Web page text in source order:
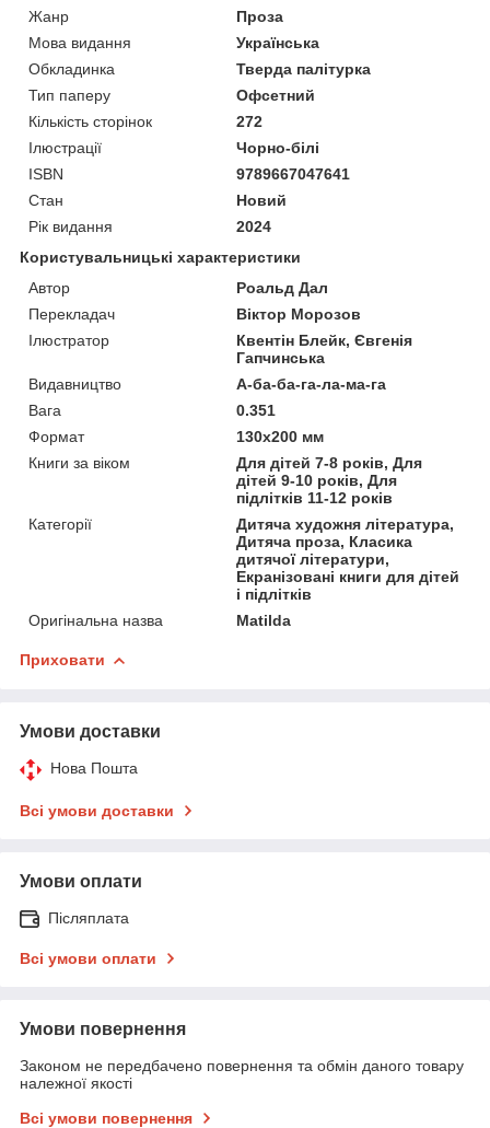
Жанр
Проза
Мова видання
Українська
Обкладинка
Тверда палітурка
Тип паперу
Офсетний
Кількість сторінок
272
Ілюстрації
Чорно-білі
ISBN
9789667047641
Стан
Новий
Рік видання
2024
Користувальницькі характеристики
Автор
Роальд Дал
Перекладач
Віктор Морозов
Ілюстратор
Квентін Блейк, Євгенія
Гапчинська
Видавництво
А-ба-ба-га-ла-ма-га
Вага
0.351
Формат
130x200 мм
Книги за віком
Для дітей 7-8 років, Для
дітей 9-10 років, Для
підлітків 11-12 років
Категорії
Дитяча художня література,
Дитяча проза, Класика
дитячої літератури,
Екранізовані книги для дітей
і підлітків
Оригінальна назва
Matilda
Приховати
Умови доставки
Нова Пошта
Всі умови доставки
Умови оплати
Післяплата
Всі умови оплати
Умови повернення
Законом не передбачено повернення та обмін даного товару
належної якості
Всі умови повернення